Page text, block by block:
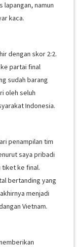
lapangan, namun
kaca.
dengan skor 2:2.
partai final
sudah barang
oleh seluh
Indonesia.
penampilan tim
saya pribadi
tiket ke final.
bertanding yang
menjadi
Vietnam.